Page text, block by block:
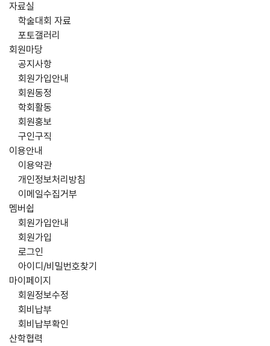
자료실
학술대회 자료
포토갤러리
회원마당
공지사항
회원가입안내
회원동정
학회활동
회원홍보
구인구직
이용안내
이용약관
개인정보처리방침
이메일수집거부
멤버쉽
회원가입안내
회원가입
로그인
아이디/비밀번호찾기
마이페이지
회원정보수정
회비납부
회비납부확인
산학협력